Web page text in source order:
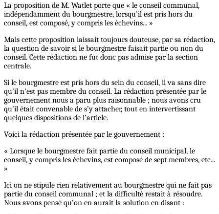
La proposition de M. Watlet porte que « le conseil communal,
indépendamment du bourgmestre, lorsqu’il est pris hors du
conseil, est composé, y compris les échevins... »
Mais cette proposition laissait toujours douteuse, par sa rédaction,
la question de savoir si le bourgmestre faisait partie ou non du
conseil. Cette rédaction ne fut donc pas admise par la section
centrale.
Si le bourgmestre est pris hors du sein du conseil, il va sans dire
qu’il n’est pas membre du conseil. La rédaction présentée par le
gouvernement nous a paru plus raisonnable ; nous avons cru
qu’il était convenable de s’y attacher, tout en intervertissant
quelques dispositions de l’article.
Voici la rédaction présentée par le gouvernement :
« Lorsque le bourgmestre fait partie du conseil municipal, le
conseil, y compris les échevins, est composé de sept membres, etc...
»
Ici on ne stipule rien relativement au bourgmestre qui ne fait pas
partie du conseil communal ; et la difficulté restait à résoudre.
Nous avons pensé qu’on en aurait la solution en disant :